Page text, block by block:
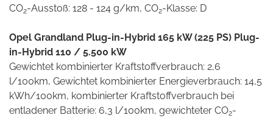
CO2-Ausstoß: 128 - 124 g/km, CO2-Klasse: D
Opel Grandland Plug-in-Hybrid 165 kW (225 PS) Plug-
in-Hybrid 110 / 5.500 kW
Gewichtet kombinierter Kraftstoffverbrauch: 2,6
l/100km, Gewichtet kombinierter Energieverbrauch: 14,5
kWh/100km, kombinierter Kraftstoffverbrauch bei
entladener Batterie: 6,3 l/100km, gewichteter CO2-